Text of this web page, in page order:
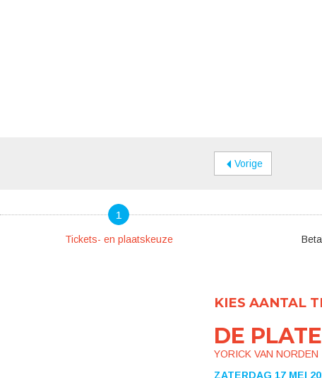
Vorige
1
Tickets- en plaatskeuze
KIES AANTAL
DE
YORICK VAN NORDEN
ZATERDAG 17 MEI